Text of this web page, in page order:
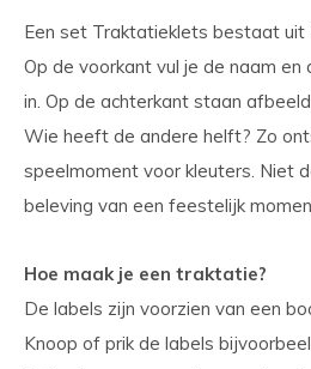
Een set Traktatieklets bestaat uit
Op de voorkant vul je de naam
in. Op de achterkant staan
Wie heeft de andere helft? Zo
speelmoment voor kleuters. Niet
beleving van een feestelijk
Hoe maak je een traktatie?
De labels zijn voorzien van een
Knoop of prik de labels